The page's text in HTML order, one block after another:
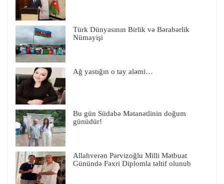
Türk Dünyasının Birlik və Bərabərlik
Nümayişi
Ağ yastığın o tay aləmi…
Bu gün Südabə Mətanətlinin doğum
günüdür!
Allahverən Pərvizoğlu Milli Mətbuat
Günündə Fəxri Diplomla təltif olunub